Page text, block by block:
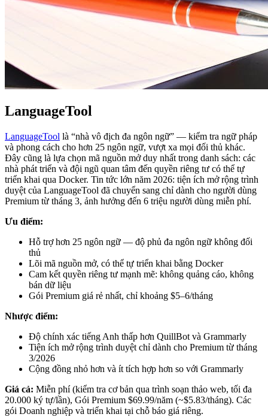
LanguageTool
LanguageTool là “nhà vô địch đa ngôn ngữ” — kiểm tra ngữ pháp
và phong cách cho hơn 25 ngôn ngữ, vượt xa mọi đối thủ khác.
Đây cũng là lựa chọn mã nguồn mở duy nhất trong danh sách: các
nhà phát triển và đội ngũ quan tâm đến quyền riêng tư có thể tự
triển khai qua Docker. Tin tức lớn năm 2026: tiện ích mở rộng trình
duyệt của LanguageTool đã chuyển sang chỉ dành cho người dùng
Premium từ tháng 3, ảnh hưởng đến 6 triệu người dùng miễn phí.
Ưu điểm:
Hỗ trợ hơn 25 ngôn ngữ — độ phủ đa ngôn ngữ không đối
thủ
Lõi mã nguồn mở, có thể tự triển khai bằng Docker
Cam kết quyền riêng tư mạnh mẽ: không quảng cáo, không
bán dữ liệu
Gói Premium giá rẻ nhất, chỉ khoảng $5–6/tháng
Nhược điểm:
Độ chính xác tiếng Anh thấp hơn QuillBot và Grammarly
Tiện ích mở rộng trình duyệt chỉ dành cho Premium từ tháng
3/2026
Cộng đồng nhỏ hơn và ít tích hợp hơn so với Grammarly
Giá cả: Miễn phí (kiểm tra cơ bản qua trình soạn thảo web, tối đa
20.000 ký tự/lần), Gói Premium $69.99/năm (~$5.83/tháng). Các
gói Doanh nghiệp và triển khai tại chỗ báo giá riêng.